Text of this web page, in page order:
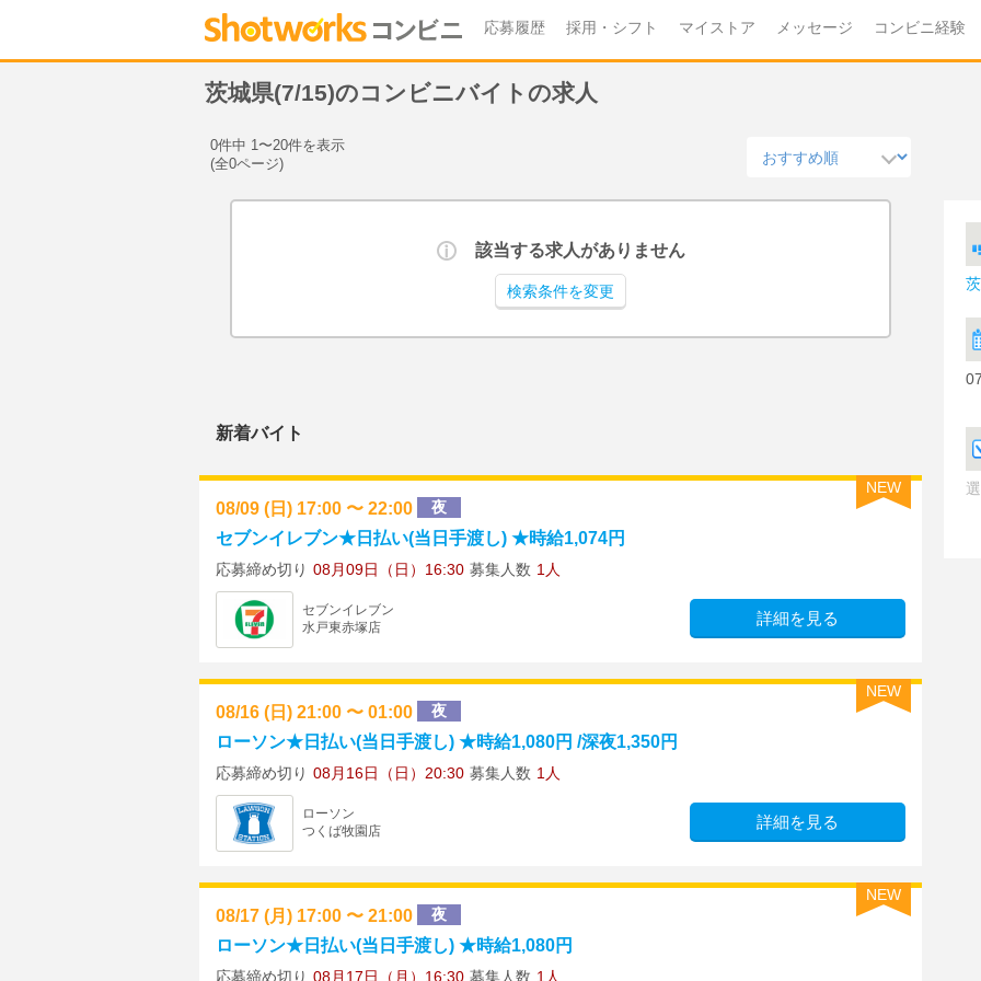
応募履歴 採用・シフト マイストア メッセージ コンビニ経験
茨城県(7/15)のコンビニバイトの求人
0件中 1〜20件を表示
(全0ページ)
該当する求人がありません
検索条件を変更
新着バイト
NEW
08/09 (日) 17:00 〜 22:00 夜
セブンイレブン★日払い(当日手渡し) ★時給1,074円
応募締め切り 08月09日（日）16:30 募集人数 1人
セブンイレブン
水戸東赤塚店
詳細を見る
NEW
08/16 (日) 21:00 〜 01:00 夜
ローソン★日払い(当日手渡し) ★時給1,080円 /深夜1,350円
応募締め切り 08月16日（日）20:30 募集人数 1人
ローソン
つくば牧園店
詳細を見る
NEW
08/17 (月) 17:00 〜 21:00 夜
ローソン★日払い(当日手渡し) ★時給1,080円
応募締め切り 08月17日（月）16:30 募集人数 1人